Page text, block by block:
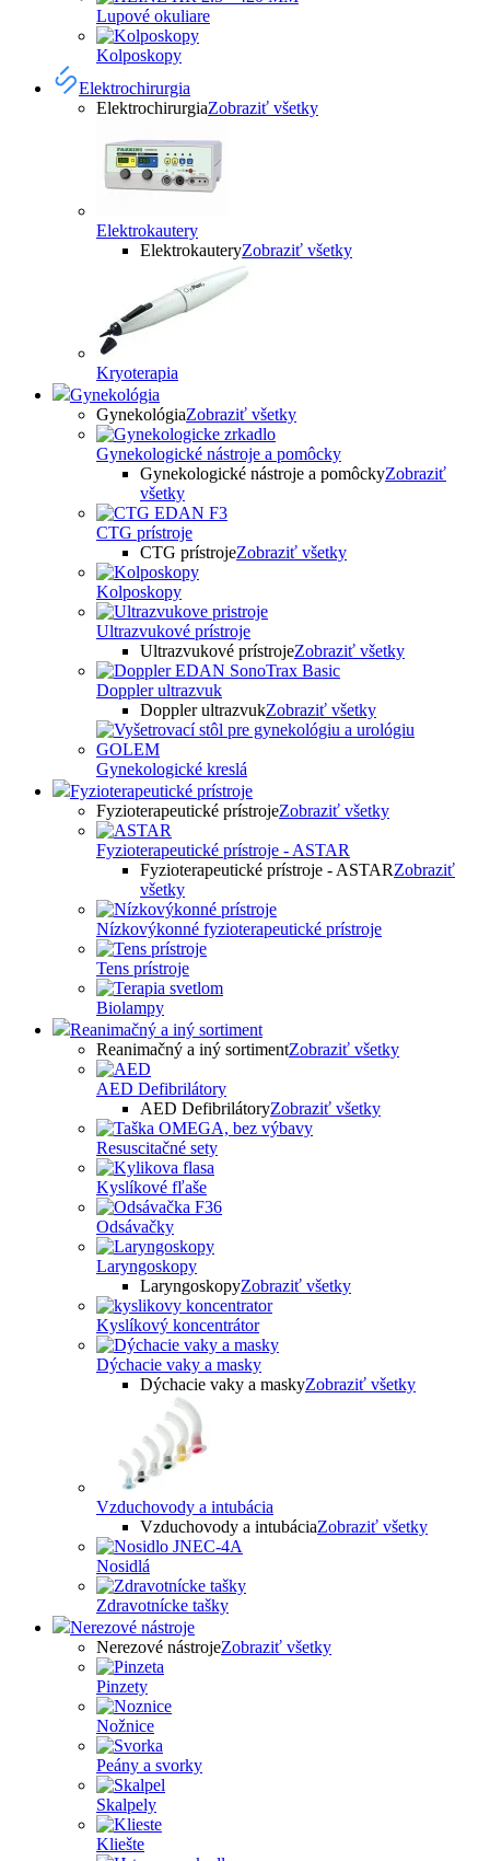
Lupové okuliare
Kolposkopy
Elektrochirurgia
ElektrochirurgiaZobraziť všetky
Elektrokautery
ElektrokauteryZobraziť všetky
Kryoterapia
Gynekológia
GynekológiaZobraziť všetky
Gynekologické nástroje a pomôcky
Gynekologické nástroje a pomôckyZobraziť
všetky
CTG prístroje
CTG prístrojeZobraziť všetky
Kolposkopy
Ultrazvukové prístroje
Ultrazvukové prístrojeZobraziť všetky
Doppler ultrazvuk
Doppler ultrazvukZobraziť všetky
Gynekologické kreslá
Fyzioterapeutické prístroje
Fyzioterapeutické prístrojeZobraziť všetky
Fyzioterapeutické prístroje - ASTAR
Fyzioterapeutické prístroje - ASTARZobraziť
všetky
Nízkovýkonné fyzioterapeutické prístroje
Tens prístroje
Biolampy
Reanimačný a iný sortiment
Reanimačný a iný sortimentZobraziť všetky
AED Defibrilátory
AED DefibrilátoryZobraziť všetky
Resuscitačné sety
Kyslíkové fľaše
Odsávačky
Laryngoskopy
LaryngoskopyZobraziť všetky
Kyslíkový koncentrátor
Dýchacie vaky a masky
Dýchacie vaky a maskyZobraziť všetky
Vzduchovody a intubácia
Vzduchovody a intubáciaZobraziť všetky
Nosidlá
Zdravotnícke tašky
Nerezové nástroje
Nerezové nástrojeZobraziť všetky
Pinzety
Nožnice
Peány a svorky
Skalpely
Kliešte